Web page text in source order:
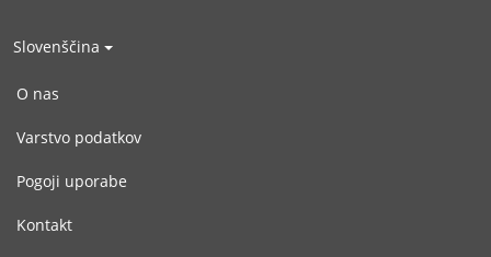
Slovenščina
O nas
Varstvo podatkov
Pogoji uporabe
Kontakt